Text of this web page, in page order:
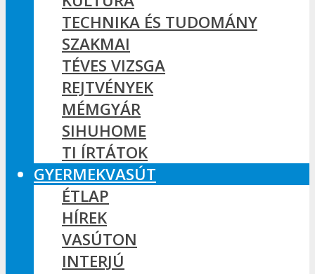
TECHNIKA ÉS TUDOMÁNY
SZAKMAI
TÉVES VIZSGA
REJTVÉNYEK
MÉMGYÁR
SIHUHOME
TI ÍRTÁTOK
GYERMEKVASÚT
ÉTLAP
HÍREK
VASÚTON
INTERJÚ